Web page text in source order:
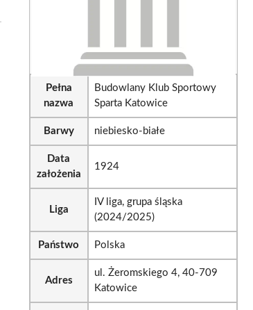
Pełna
nazwa
Budowlany Klub Sportowy
Sparta Katowice
Barwy niebiesko-białe
Data
założenia
1924
Liga
IV liga, grupa śląska
(2024/2025)
Państwo Polska
Adres
ul. Żeromskiego 4, 40-709
Katowice